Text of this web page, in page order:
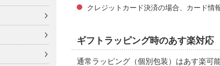
クレジットカード決済の場合、カード情
ギフトラッピング時のあす楽対応
通常ラッピング（個別包装）はあす楽可